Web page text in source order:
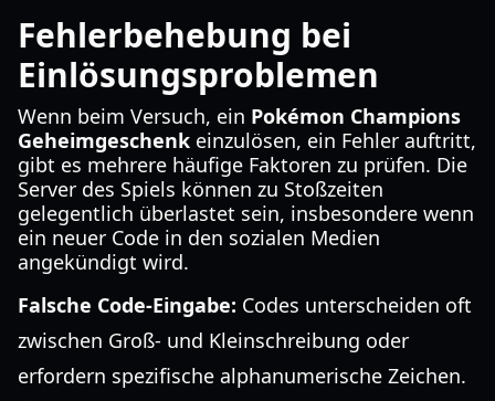
Fehlerbehebung bei
Einlösungsproblemen
Wenn beim Versuch, ein Pokémon Champions
Geheimgeschenk einzulösen, ein Fehler auftritt,
gibt es mehrere häufige Faktoren zu prüfen. Die
Server des Spiels können zu Stoßzeiten
gelegentlich überlastet sein, insbesondere wenn
ein neuer Code in den sozialen Medien
angekündigt wird.
Falsche Code-Eingabe: Codes unterscheiden oft
zwischen Groß- und Kleinschreibung oder
erfordern spezifische alphanumerische Zeichen.